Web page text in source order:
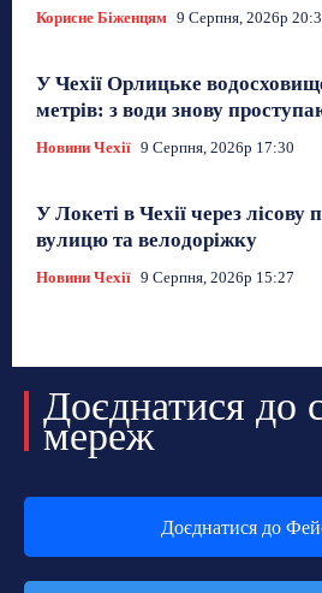
Корисне Біженцям 9 Серпня, 2026р
У Чехії Орлицьке
метрів: з води знову
Новини Чехії 9 Серпня, 2026р 17:30
У Локеті в Чехії через
вулицю та велодоріжку
Новини Чехії 9 Серпня, 2026р 15:27
Доєднатися до
мереж
Доєднатися до